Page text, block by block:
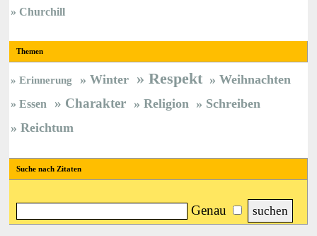
Churchill
Themen
Erinnerung Winter Respekt Weihnachten
Essen Charakter Religion
Schreiben
Reichtum
Suche nach Zitaten
Genau